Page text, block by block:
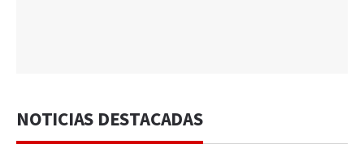
NOTICIAS DESTACADAS